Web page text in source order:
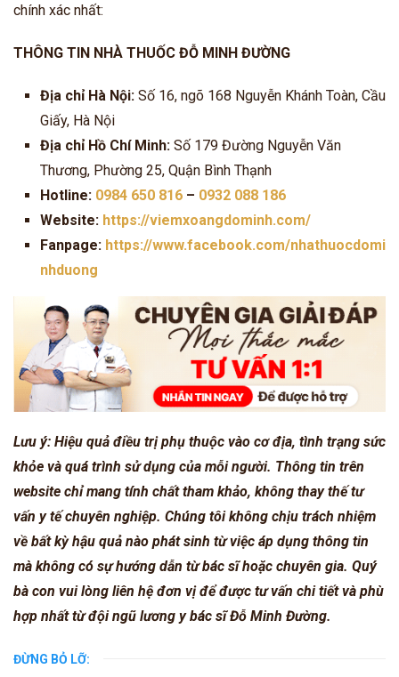
chính xác nhất:
THÔNG TIN NHÀ THUỐC ĐỖ MINH ĐƯỜNG
Địa chỉ Hà Nội: Số 16, ngõ 168 Nguyễn Khánh Toàn, Cầu
Giấy, Hà Nội
Địa chỉ Hồ Chí Minh: Số 179 Đường Nguyễn Văn
Thương, Phường 25, Quận Bình Thạnh
Hotline: 0984 650 816 – 0932 088 186
Website: https://viemxoangdominh.com/
Fanpage: https://www.facebook.com/nhathuocdomi
nhduong
Lưu ý: Hiệu quả điều trị phụ thuộc vào cơ địa, tình trạng sức
khỏe và quá trình sử dụng của mỗi người. Thông tin trên
website chỉ mang tính chất tham khảo, không thay thế tư
vấn y tế chuyên nghiệp. Chúng tôi không chịu trách nhiệm
về bất kỳ hậu quả nào phát sinh từ việc áp dụng thông tin
mà không có sự hướng dẫn từ bác sĩ hoặc chuyên gia. Quý
bà con vui lòng liên hệ đơn vị để được tư vấn chi tiết và phù
hợp nhất từ đội ngũ lương y bác sĩ Đỗ Minh Đường.
ĐỪNG BỎ LỠ: